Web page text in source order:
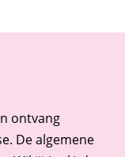
ontvang
De algemene